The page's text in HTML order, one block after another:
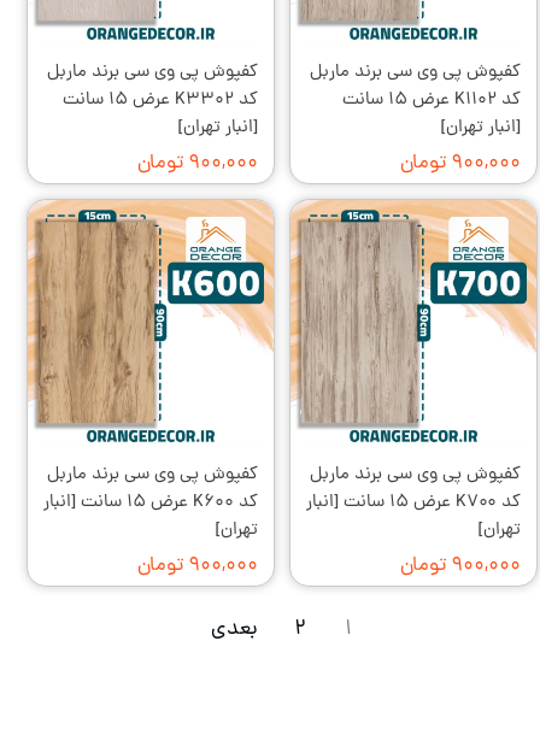
کفپوش پی وی سی برند ماربل
کد K۱۱۰۲ عرض ۱۵ سانت
[انبار تهران]
۹۰۰,۰۰۰ تومان
کفپوش پی وی سی برند ماربل
کد K۳۳۰۲ عرض ۱۵ سانت
[انبار تهران]
۹۰۰,۰۰۰ تومان
کفپوش پی وی سی برند ماربل
کد K۷۰۰ عرض ۱۵ سانت [انبار
تهران]
۹۰۰,۰۰۰ تومان
کفپوش پی وی سی برند ماربل
کد K۶۰۰ عرض ۱۵ سانت [انبار
تهران]
۹۰۰,۰۰۰ تومان
۱ ۲ بعدی